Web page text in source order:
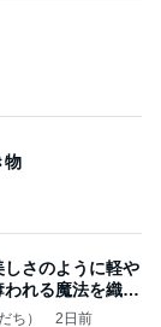
物
さのように軽や
れる魔法を織り
ち） 2日前